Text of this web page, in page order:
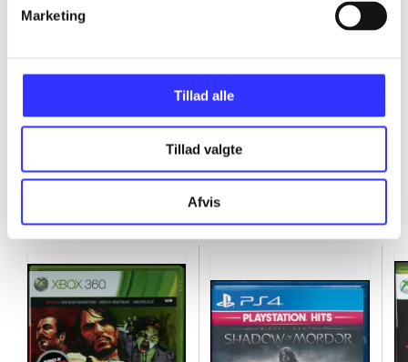
Marketing
Tillad alle
Tillad valgte
Afvis
...